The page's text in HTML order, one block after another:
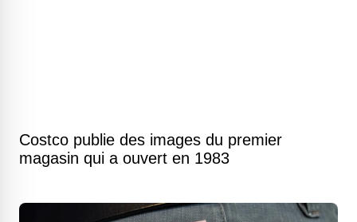
Costco publie des images du premier
magasin qui a ouvert en 1983